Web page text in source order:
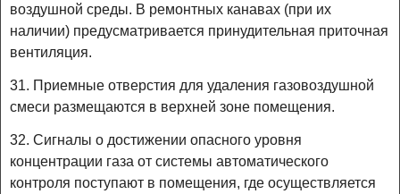
воздушной среды. В ремонтных канавах (при их
наличии) предусматривается принудительная приточная
вентиляция.
31. Приемные отверстия для удаления газовоздушной
смеси размещаются в верхней зоне помещения.
32. Сигналы о достижении опасного уровня
концентрации газа от системы автоматического
контроля поступают в помещения, где осуществляется